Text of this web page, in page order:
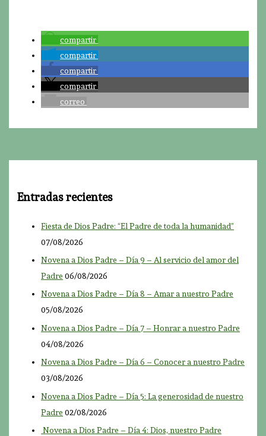
compartir
compartir
compartir
compartir
correo
Entradas recientes
Fiesta de Dios Padre: “El Padre de toda la humanidad”
07/08/2026
Novena a Dios Padre – Día 9 – Al servicio del amor del
Padre 06/08/2026
Novena a Dios Padre – Día 8 – Amar a nuestro Padre
05/08/2026
Novena a Dios Padre – Día 7 – Honrar a nuestro Padre
04/08/2026
Novena a Dios Padre – Día 6 – Conocer a nuestro Padre
03/08/2026
Novena a Dios Padre – Día 5: La generosidad de nuestro
Padre 02/08/2026
Novena a Dios Padre – Día 4: Dios, nuestro Padre